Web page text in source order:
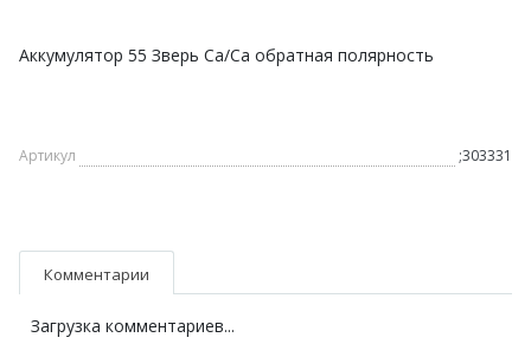
Аккумулятор 55 Зверь Ca/Ca обратная полярность
Артикул ;303331
Комментарии
Загрузка комментариев...